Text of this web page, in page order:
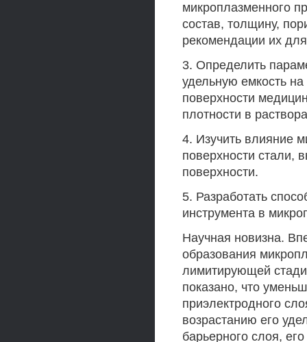
микроплазменного
состав, толщину,
рекомендации их
3. Определить
удельную емкость
поверхности
плотности в
4. Изучить влияние
поверхности стали,
поверхности.
5. Разработать
инструмента в
Научная новизна.
образования
лимитирующей
показано, что
приэлектродного
возрастанию его
барьерного слоя,